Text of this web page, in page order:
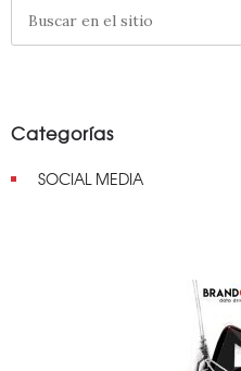
Categorías
SOCIAL MEDIA